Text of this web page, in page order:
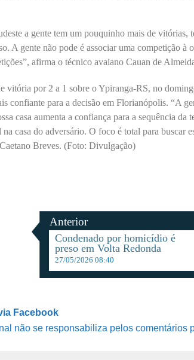
a gente tem um pouquinho mais de vitórias,
A gente não pode é associar uma competição à
afirma o técnico avaiano Cauan de
vitória por 2 a 1 sobre o Ypiranga-RS, no
confiante para a decisão em Florianópolis. “A
casa aumenta a confiança para a sequência da
casa do adversário. O foco é total para buscar
Breves. (Foto: Divulgação)
Anterior
Condenado por homicídio é
preso em Volta Redonda
27/05/2026 08:40
Facebook
não se responsabiliza pelos comentários